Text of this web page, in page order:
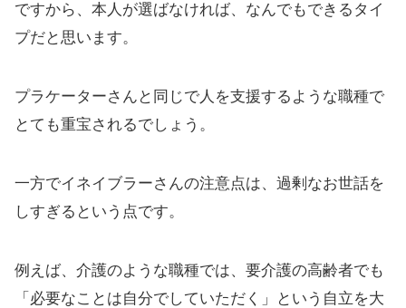
ですから、本人が選ばなければ、なんでもできるタイ
プだと思います。
プラケーターさんと同じで人を支援するような職種で
とても重宝されるでしょう。
一方でイネイブラーさんの注意点は、過剰なお世話を
しすぎるという点です。
例えば、介護のような職種では、要介護の高齢者でも
「必要なことは自分でしていただく」という自立を大